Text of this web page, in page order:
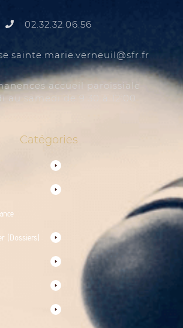
02.32.32.06.56
rf.rfs
accueil paroissiale
au samedi de 9:30 à 12:00
Catégories
(Dossiers)